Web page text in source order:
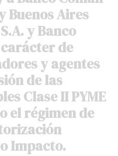
Buenos Aires
y Banco
carácter de
y agentes
de las
Clase II PYME
el régimen de
Impacto.